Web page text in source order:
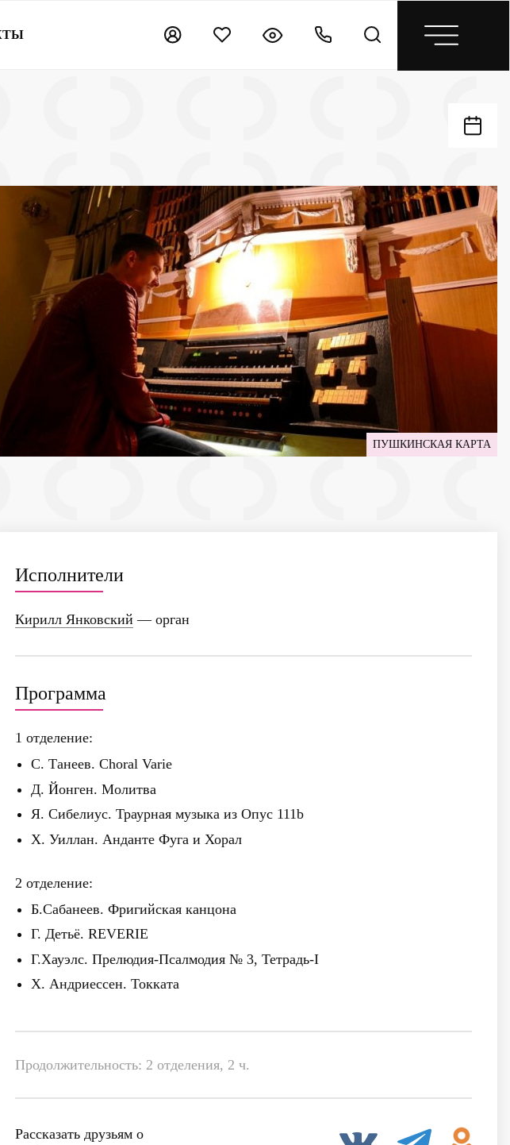
ПУШКИНСКАЯ КАРТА
Исполнители
Кирилл Янковский — орган
Программа
1 отделение:
С. Танеев. Choral Varie
Д. Йонген. Молитва
Я. Сибелиус. Траурная музыка из Опус 111b
Х. Уиллан. Анданте Фуга и Хорал
2 отделение:
Б.Сабанеев. Фригийская канцона
Г. Детьё. REVERIE
Г.Хауэлс. Прелюдия-Псалмодия № 3, Тетрадь-I
Х. Андриессен. Токката
Продолжительность: 2 отделения, 2 ч.
Рассказать друзьям о